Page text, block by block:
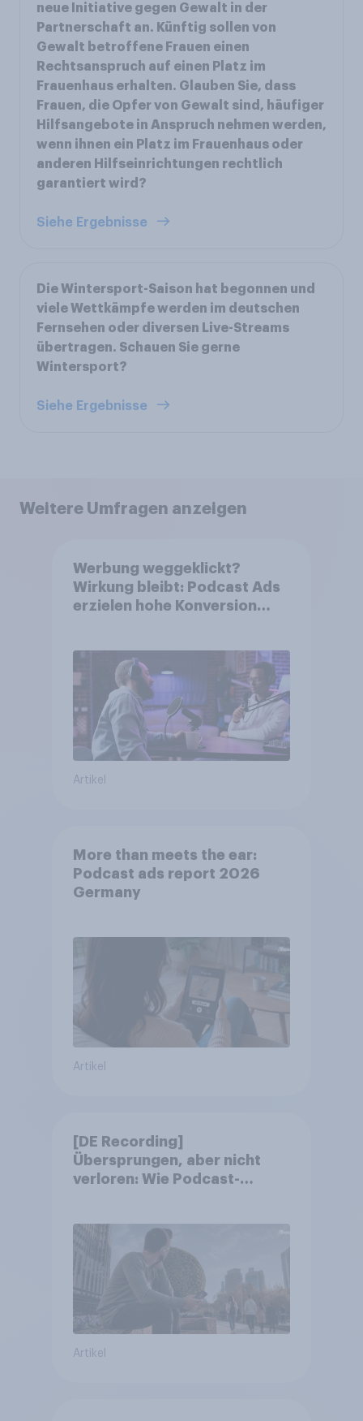
neue Initiative gegen Gewalt in der
Partnerschaft an. Künftig sollen von
Gewalt betroffene Frauen einen
Rechtsanspruch auf einen Platz im
Frauenhaus erhalten. Glauben Sie, dass
Frauen, die Opfer von Gewalt sind, häufiger
Hilfsangebote in Anspruch nehmen werden,
wenn ihnen ein Platz im Frauenhaus oder
anderen Hilfseinrichtungen rechtlich
garantiert wird?
Siehe Ergebnisse
Die Wintersport-Saison hat begonnen und
viele Wettkämpfe werden im deutschen
Fernsehen oder diversen Live-Streams
übertragen. Schauen Sie gerne
Wintersport?
Siehe Ergebnisse
Weitere Umfragen anzeigen
Werbung weggeklickt?
Wirkung bleibt: Podcast Ads
erzielen hohe Konversion
Artikel
More than meets the ear:
Podcast ads report 2026
Germany
Artikel
[DE Recording]
Übersprungen, aber nicht
verloren: Wie Podcast-
Artikel